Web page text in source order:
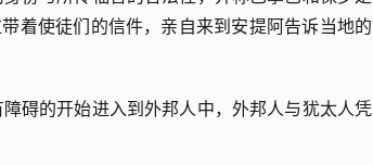
着使徒们的信件，亲自来到安提阿告诉当地的
碍的开始进入到外邦人中，外邦人与犹太人凭